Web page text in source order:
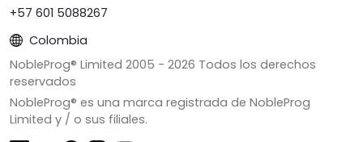
+57 601 5088267
Colombia
NobleProg® Limited 2005 - 2026 Todos los derechos
reservados
NobleProg® es una marca registrada de NobleProg
Limited y / o sus filiales.